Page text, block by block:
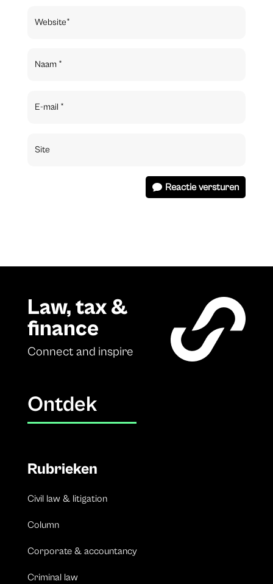
Reactie versturen
Law, tax &
finance
Connect and inspire
Ontdek
Rubrieken
Civil law & litigation
Column
Corporate & accountancy
Criminal law